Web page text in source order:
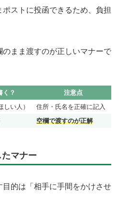
ストに投函できるため、負担
まま渡すのが正しいマナーで
く？
注意点
い人）
住所・氏名を正確に記入
空欄で渡すのが正解
マナー
的は「相手に手間をかけさせ